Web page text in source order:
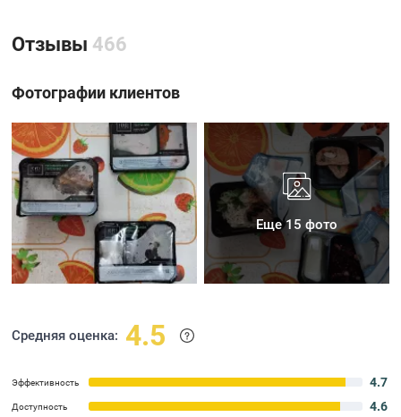
Отзывы 466
Фотографии клиентов
Еще 15 фото
Средняя оценка: 4.5
Эффективность 4.7
Доступность 4.6